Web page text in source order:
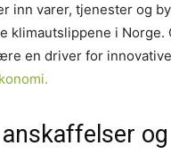
inn varer, tjenester og
klimautslippene i Norge.
en driver for